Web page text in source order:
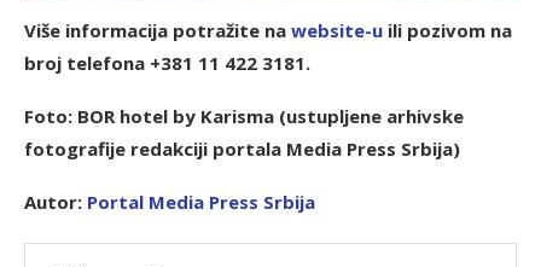
Više informacija potražite na website-u ili pozivom na
broj telefona +381 11 422 3181.
Foto: BOR hotel by Karisma (ustupljene arhivske
fotografije redakciji portala Media Press Srbija)
Autor: Portal Media Press Srbija